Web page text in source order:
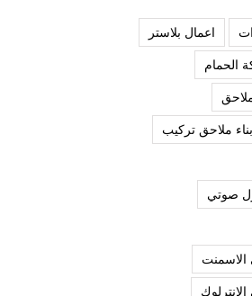
اعمال بلاستر
الحمام
بناء ملاحق تركيب
صوتي